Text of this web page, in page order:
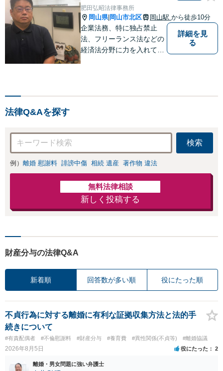
肥田弘昭法律事務所
岡山県| 岡山市北区 岡山駅 から徒歩10分
企業法務、特に独占禁止
法、フリーランス法などの
経済法分野に力を入れてい
詳細を見
る
法律Q&Aを探す
検索
例） 離婚 慰謝料 誹謗中傷 相続 遺産 著作物 違法
無料法律相談
新しく投稿する
財産分与の法律Q&A
新着順 回答数が多い順 役にたった順
不貞行為に対する離婚に有利な証拠収集方法と法的手
続きについて
#有責配偶者 #不倫慰謝料 #財産分与 #養育費 #異性関係(不貞等) #離婚協議
2026年8月5日 役にたった 2
離婚・男女問題に強い弁護士